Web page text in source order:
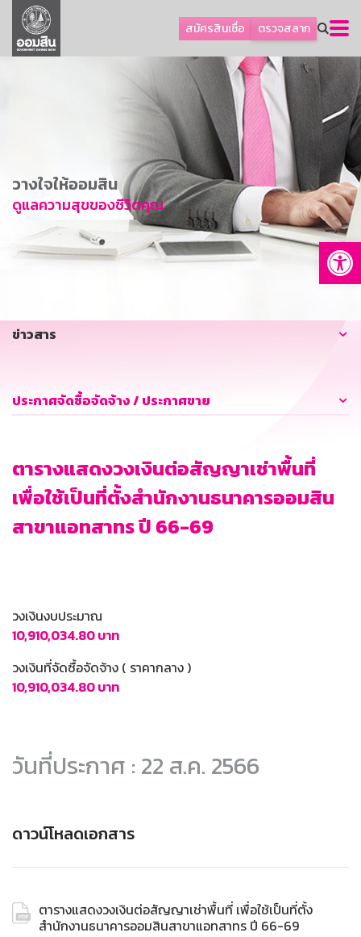
สมัครสินเชื่อ ตรวจสลาก
ลูกค้าธุรกิจ
ลูกค้าผู้ประกอบรายย่อย
การพัฒนาที่ยั่งยืน
ข่าวสาร
บริการทางการเงิน
อื่นๆ
วางใจให้ออมสิน
ดูแลความสุขของชีวิตคุณ
ข่าวสาร
ประกาศจัดซื้อจัดจ้าง / ประกาศขาย
ตารางแสดงวงเงินต่อสัญญาเช่าพื้นที่
เพื่อใช้เป็นที่ตั้งสำนักงานธนาคารออมสิน
สาขาแอทสาทร ปี 66-69
วงเงินงบประมาณ
10,910,034.80 บาท
วงเงินที่จัดซื้อจัดจ้าง ( ราคากลาง )
10,910,034.80 บาท
วันที่ประกาศ : 22 ส.ค. 2566
ดาวน์โหลดเอกสาร
ตารางแสดงวงเงินต่อสัญญาเช่าพื้นที่ เพื่อใช้เป็นที่ตั้ง
สำนักงานธนาคารออมสินสาขาแอทสาทร ปี 66-69